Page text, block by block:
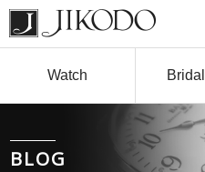
Watch
BLOG